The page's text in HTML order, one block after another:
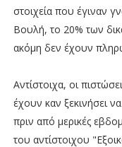
στοιχεία που έγιναν
Βουλή, το 20% των
ακόµη δεν έχουν
Αντίστοιχα, οι
έχουν καν ξεκινήσει
πριν από µερικές
του αντίστοιχου